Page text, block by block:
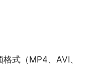
式（MP4、AVI、